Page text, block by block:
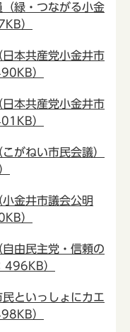
緑・つながる小金
）
本共産党小金井市
）
本共産党小金井市
）
がねい市民会議）
金井市議会公明
）
由民主党・信頼の
496KB）
といっしょにカエ
）